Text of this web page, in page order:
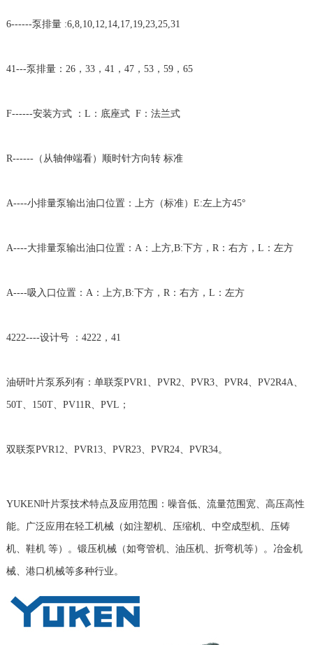
6------泵排量 :6,8,10,12,14,17,19,23,25,31
41---泵排量：26，33，41，47，53，59，65
F------安装方式 ：L：底座式 F：法兰式
R------（从轴伸端看）顺时针方向转 标准
A----小排量泵输出油口位置：上方（标准）E:左上方45°
A----大排量泵输出油口位置：A：上方,B:下方，R：右方，L：左方
A----吸入口位置：A：上方,B:下方，R：右方，L：左方
4222----设计号 ：4222，41
油研叶片泵系列有：单联泵PVR1、PVR2、PVR3、PVR4、PV2R4A、
50T、150T、PV11R、PVL；
双联泵PVR12、PVR13、PVR23、PVR24、PVR34。
YUKEN叶片泵技术特点及应用范围：噪音低、流量范围宽、高压高性
能。广泛应用在轻工机械（如注塑机、压缩机、中空成型机、压铸
机、鞋机 等）。锻压机械（如弯管机、油压机、折弯机等）。冶金机
械、港口机械等多种行业。